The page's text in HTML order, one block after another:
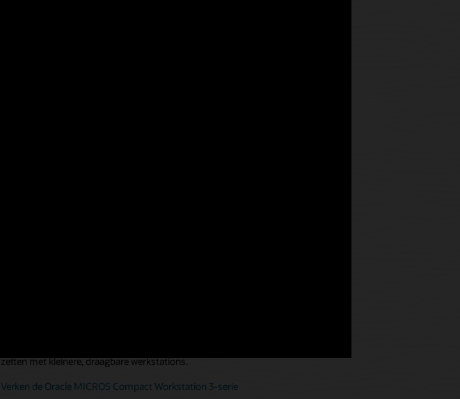
zetten met kleinere, draagbare werkstations.
Verken de Oracle MICROS Compact Workstation 3-serie